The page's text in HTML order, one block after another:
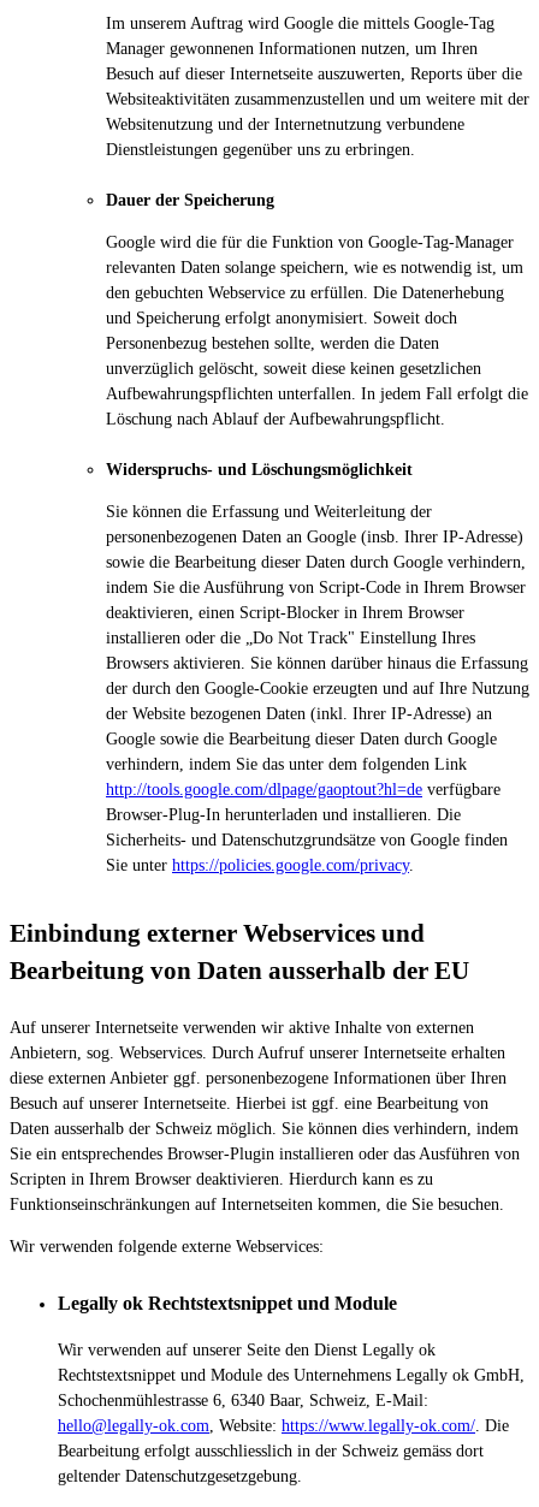
Im unserem Auftrag wird Google die mittels Google-Tag
Manager gewonnenen Informationen nutzen, um Ihren
Besuch auf dieser Internetseite auszuwerten, Reports über die
Websiteaktivitäten zusammenzustellen und um weitere mit der
Websitenutzung und der Internetnutzung verbundene
Dienstleistungen gegenüber uns zu erbringen.
Dauer der Speicherung
Google wird die für die Funktion von Google-Tag-Manager
relevanten Daten solange speichern, wie es notwendig ist, um
den gebuchten Webservice zu erfüllen. Die Datenerhebung
und Speicherung erfolgt anonymisiert. Soweit doch
Personenbezug bestehen sollte, werden die Daten
unverzüglich gelöscht, soweit diese keinen gesetzlichen
Aufbewahrungspflichten unterfallen. In jedem Fall erfolgt die
Löschung nach Ablauf der Aufbewahrungspflicht.
Widerspruchs- und Löschungsmöglichkeit
Sie können die Erfassung und Weiterleitung der
personenbezogenen Daten an Google (insb. Ihrer IP-Adresse)
sowie die Bearbeitung dieser Daten durch Google verhindern,
indem Sie die Ausführung von Script-Code in Ihrem Browser
deaktivieren, einen Script-Blocker in Ihrem Browser
installieren oder die „Do Not Track" Einstellung Ihres
Browsers aktivieren. Sie können darüber hinaus die Erfassung
der durch den Google-Cookie erzeugten und auf Ihre Nutzung
der Website bezogenen Daten (inkl. Ihrer IP-Adresse) an
Google sowie die Bearbeitung dieser Daten durch Google
verhindern, indem Sie das unter dem folgenden Link
http://tools.google.com/dlpage/gaoptout?hl=de verfügbare
Browser-Plug-In herunterladen und installieren. Die
Sicherheits- und Datenschutzgrundsätze von Google finden
Sie unter https://policies.google.com/privacy.
Einbindung externer Webservices und
Bearbeitung von Daten ausserhalb der EU
Auf unserer Internetseite verwenden wir aktive Inhalte von externen
Anbietern, sog. Webservices. Durch Aufruf unserer Internetseite erhalten
diese externen Anbieter ggf. personenbezogene Informationen über Ihren
Besuch auf unserer Internetseite. Hierbei ist ggf. eine Bearbeitung von
Daten ausserhalb der Schweiz möglich. Sie können dies verhindern, indem
Sie ein entsprechendes Browser-Plugin installieren oder das Ausführen von
Scripten in Ihrem Browser deaktivieren. Hierdurch kann es zu
Funktionseinschränkungen auf Internetseiten kommen, die Sie besuchen.
Wir verwenden folgende externe Webservices:
Legally ok Rechtstextsnippet und Module
Wir verwenden auf unserer Seite den Dienst Legally ok
Rechtstextsnippet und Module des Unternehmens Legally ok GmbH,
Schochenmühlestrasse 6, 6340 Baar, Schweiz, E-Mail:
hello@legally-ok.com , Website: https://www.legally-ok.com/ . Die
Bearbeitung erfolgt ausschliesslich in der Schweiz gemäss dort
geltender Datenschutzgesetzgebung.